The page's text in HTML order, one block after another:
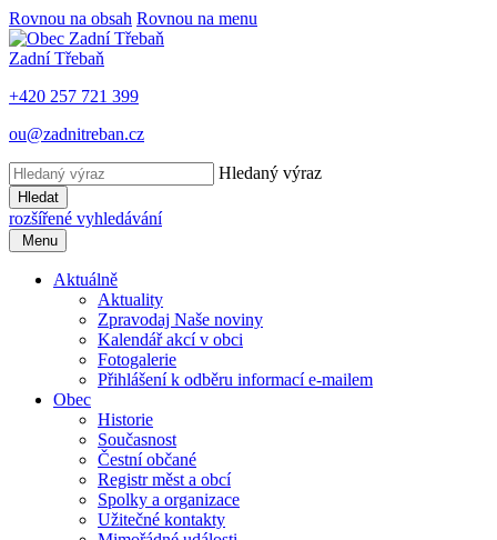
Rovnou na obsah Rovnou na menu
Zadní Třebaň
+420 257 721 399
ou@zadnitreban.cz
Hledaný výraz
Hledat
rozšířené vyhledávání
Menu
Aktuálně
Aktuality
Zpravodaj Naše noviny
Kalendář akcí v obci
Fotogalerie
Přihlášení k odběru informací e-mailem
Obec
Historie
Současnost
Čestní občané
Registr měst a obcí
Spolky a organizace
Užitečné kontakty